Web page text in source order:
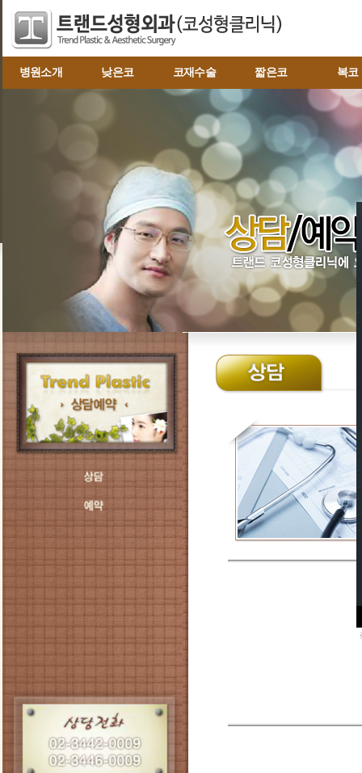
병원소개 낮은코 코재수술 짧은코 복코